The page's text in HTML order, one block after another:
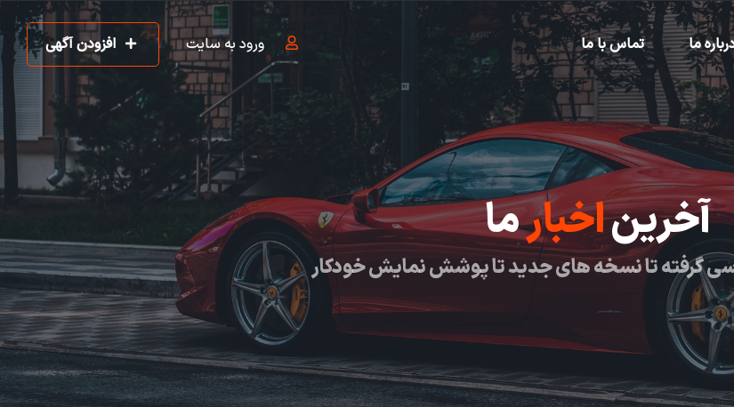
ما تماس با ما ورود به سایت افزودن آگهی
آخریناخبارما
گرفته تا نسخه های جدید تا پوشش نمایش خودکار